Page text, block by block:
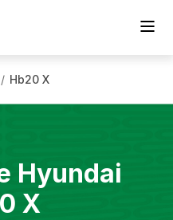
/ Hb20 X
Hyundai
X